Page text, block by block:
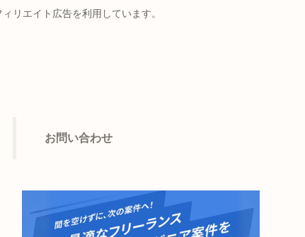
リエイト広告を利用しています。
お問い合わせ